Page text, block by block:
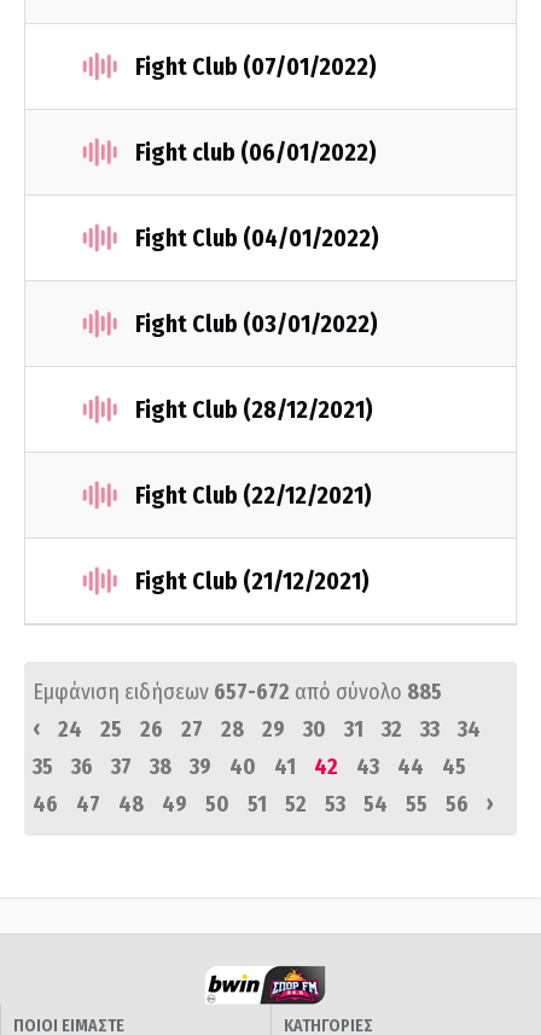
Fight Club (07/01/2022)
Fight club (06/01/2022)
Fight Club (04/01/2022)
Fight Club (03/01/2022)
Fight Club (28/12/2021)
Fight Club (22/12/2021)
Fight Club (21/12/2021)
Εμφάνιση ειδήσεων 657-672 από σύνολο 885
‹
24 25 26 27 28 29 30 31 32 33
34
35
36 37 38 39 40 41 42 43 44
45
46
47 48 49 50 51 52 53 54 55 56 ›
ΠΟΙΟΙ ΕΙΜΑΣΤΕ
ΚΑΤΗΓΟΡΙΕΣ